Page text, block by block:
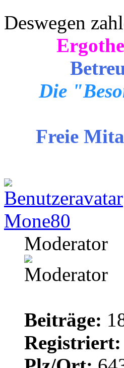
Deswegen
Die
Freie
Mone80
Moderator
Beiträge:
Registriert: